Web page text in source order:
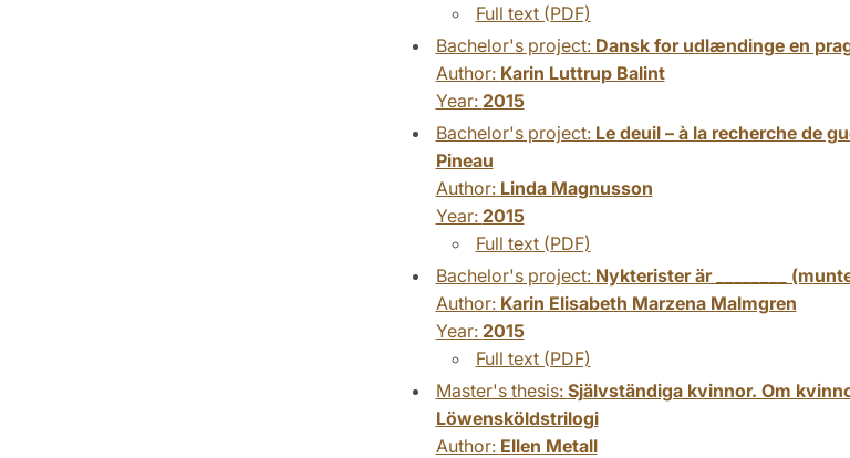
Full text (PDF)
Bachelor's project: Dansk for udlændinge en
Author: Karin Luttrup Balint
Year: 2015
Bachelor's project: Le deuil – à la recherche de
Pineau
Author: Linda Magnusson
Year: 2015
Full text (PDF)
Bachelor's project: Nykterister är ________
Author: Karin Elisabeth Marzena Malmgren
Year: 2015
Full text (PDF)
Master's thesis: Självständiga kvinnor. Om
Löwensköldstrilogi
Author: Ellen Metall